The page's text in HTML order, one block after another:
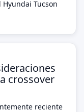
Tucson
crossover
reciente